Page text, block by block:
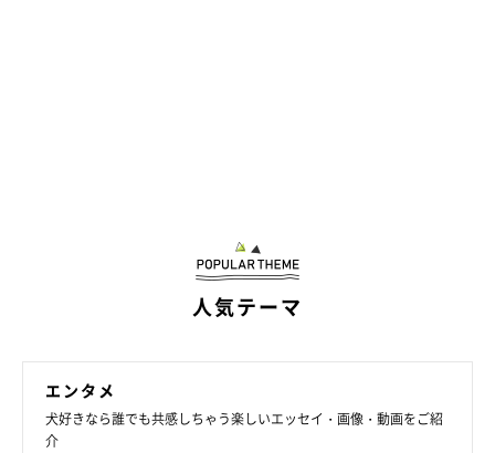
人気テーマ
エンタメ
犬好きなら誰でも共感しちゃう楽しいエッセイ・画像・動画をご紹
介